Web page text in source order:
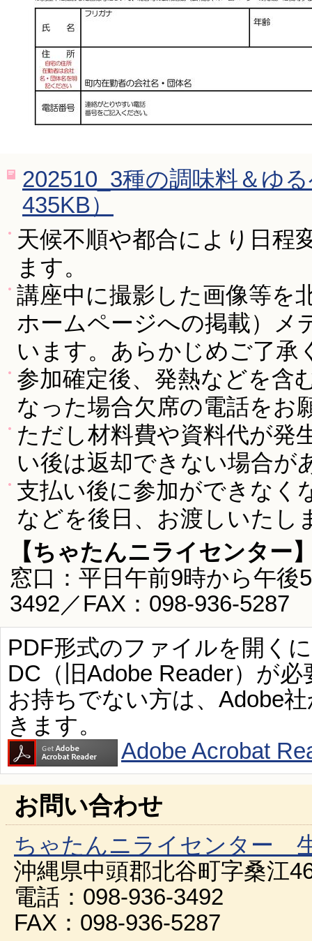
202510_3種の調味料＆ゆ
435KB）
天候不順や都合により日程
ます。
講座中に撮影した画像等を
ホームページへの掲載）メ
います。あらかじめご了承
参加確定後、発熱などを含
なった場合欠席の電話をお
ただし材料費や資料代が発
い後は返却できない場合が
支払い後に参加ができなく
などを後日、お渡しいたし
【ちゃたんニライセンター
窓口：平日午前9時から午後
3492／FAX：098-936-5287
PDF形式のファイルを開く
DC（旧Adobe Reader）が必
お持ちでない方は、Adobe
きます。
Adobe Acrobat
お問い合わせ
ちゃたんニライセンター
沖縄県中頭郡北谷町字桑江
電話：098-936-3492
FAX：098-936-5287